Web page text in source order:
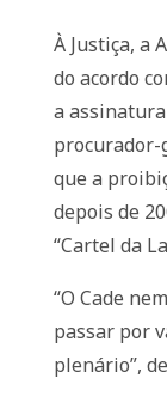
À Justiça, a
do acordo
a assinatura
procurador-
que a
depois de
“Cartel da
“O Cade
passar por
plenário”,